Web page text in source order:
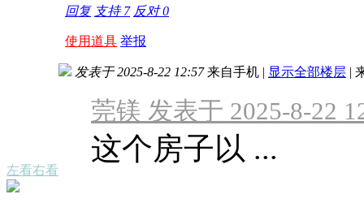
回复 支持7 反对0
使用道具 举报
左看右看
发表于 2025-8-22 12:57 来自手机 | 显示全部楼层 |
莞镁 发表于 2025-8-22
这个房子以 ...